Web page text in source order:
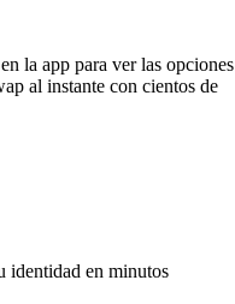
la app para ver las opciones
al instante con cientos de
identidad en minutos